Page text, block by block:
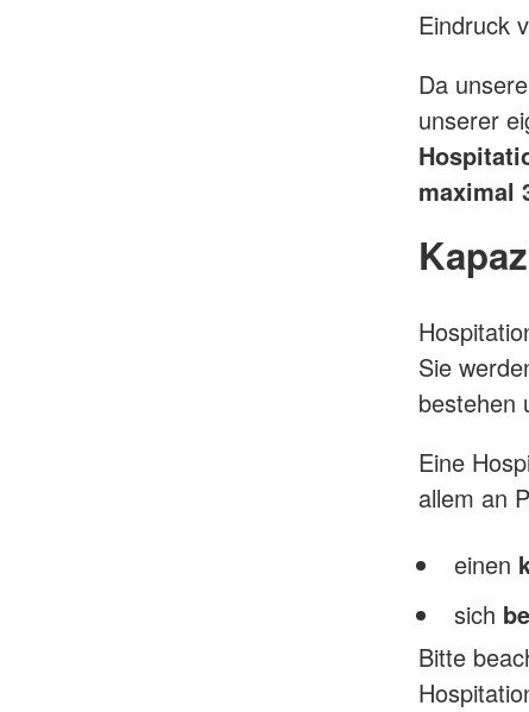
Eindruck
Da
unserer
maximal
Sie
bestehen
Eine
allem an
einen
sich
Bitte